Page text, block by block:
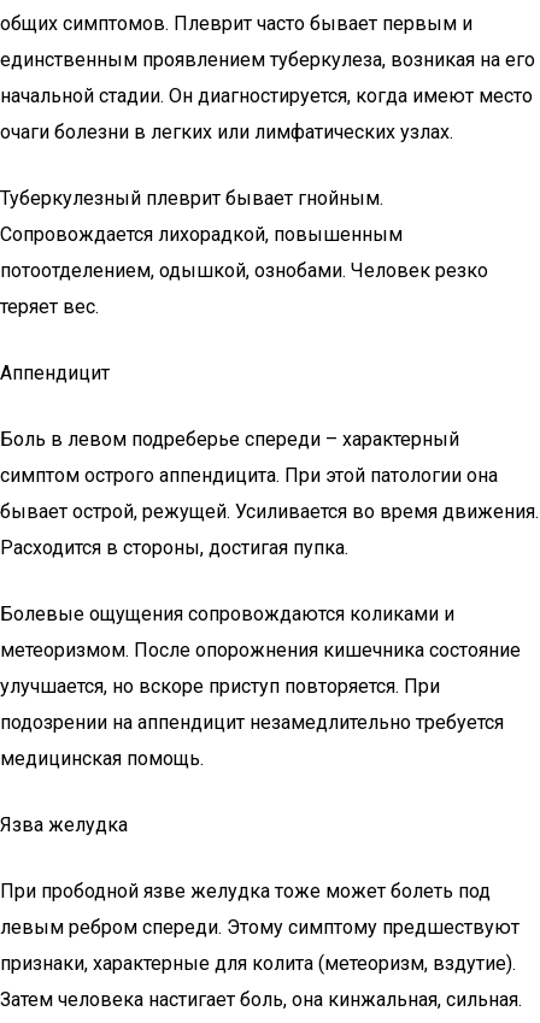
общих симптомов. Плеврит часто бывает первым и
единственным проявлением туберкулеза, возникая на его
начальной стадии. Он диагностируется, когда имеют место
очаги болезни в легких или лимфатических узлах.
Туберкулезный плеврит бывает гнойным.
Сопровождается лихорадкой, повышенным
потоотделением, одышкой, ознобами. Человек резко
теряет вес.
Аппендицит
Боль в левом подреберье спереди – характерный
симптом острого аппендицита. При этой патологии она
бывает острой, режущей. Усиливается во время движения.
Расходится в стороны, достигая пупка.
Болевые ощущения сопровождаются коликами и
метеоризмом. После опорожнения кишечника состояние
улучшается, но вскоре приступ повторяется. При
подозрении на аппендицит незамедлительно требуется
медицинская помощь.
Язва желудка
При прободной язве желудка тоже может болеть под
левым ребром спереди. Этому симптому предшествуют
признаки, характерные для колита (метеоризм, вздутие).
Затем человека настигает боль, она кинжальная, сильная.